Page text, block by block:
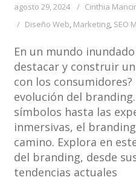
agosto 29, 2024
Cinthia
Diseño Web Marketing, SEO
En un mundo
destacar y construir
con los
evolución del
símbolos hasta las
inmersivas, el
camino. Explora en
del branding, desde
tendencias actuales